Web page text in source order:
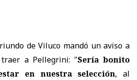
de Viluco mandó un aviso a
traer a Pellegrini: "Sería bonito
en nuestra selección, al